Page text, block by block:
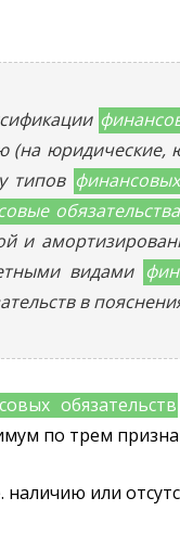
(на
типов
обязательства
и
видами
в
обязательств
по трем
или